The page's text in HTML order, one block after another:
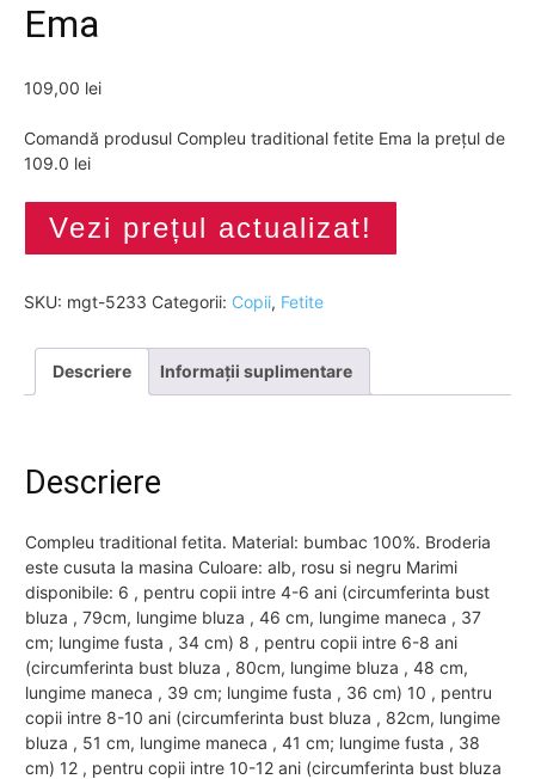
Ema
109,00 lei
Comandă produsul Compleu traditional fetite Ema la prețul de
109.0 lei
Vezi prețul actualizat!
SKU: mgt-5233 Categorii: Copii, Fetite
Descriere Informații suplimentare
Descriere
Compleu traditional fetita. Material: bumbac 100%. Broderia
este cusuta la masina Culoare: alb, rosu si negru Marimi
disponibile: 6 , pentru copii intre 4-6 ani (circumferinta bust
bluza , 79cm, lungime bluza , 46 cm, lungime maneca , 37
cm; lungime fusta , 34 cm) 8 , pentru copii intre 6-8 ani
(circumferinta bust bluza , 80cm, lungime bluza , 48 cm,
lungime maneca , 39 cm; lungime fusta , 36 cm) 10 , pentru
copii intre 8-10 ani (circumferinta bust bluza , 82cm, lungime
bluza , 51 cm, lungime maneca , 41 cm; lungime fusta , 38
cm) 12 , pentru copii intre 10-12 ani (circumferinta bust bluza